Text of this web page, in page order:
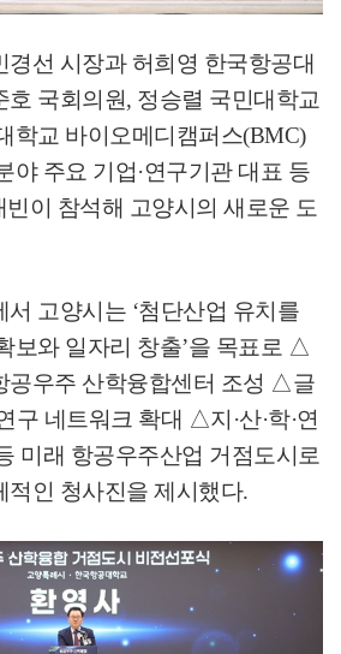
경선 시장과 허희영 한국항공대
호 국회의원, 정승렬 국민대학교
학교 바이오메디캠퍼스(BMC)
야 주요 기업·연구기관 대표 등
빈이 참석해 고양시의 새로운 도
서 고양시는 ‘첨단산업 유치를
보와 일자리 창출’을 목표로 △
공우주 산학융합센터 조성 △글
구 네트워크 확대 △지 ·산·학·연
미래 항공우주산업 거점도시로
적인 청사진을 제시했다.